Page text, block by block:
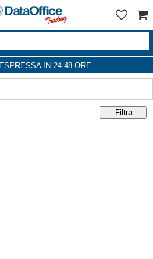
IN 24-48 ORE